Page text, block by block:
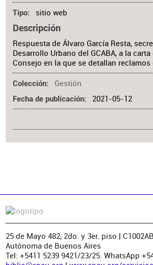
Tipo sitio web
Descripción
Respuesta de Álvaro García Resta,
Desarrollo Urbano del GCABA, a la
Consejo en la que se detallan reclamos
Colección Gestión
Fecha de publicación 2021-05-12
25 de Mayo 482, 2do. y 3er. piso |
Autónoma de Buenos Aires
Tel: +5411 5239 9421/23/25. WhatsApp